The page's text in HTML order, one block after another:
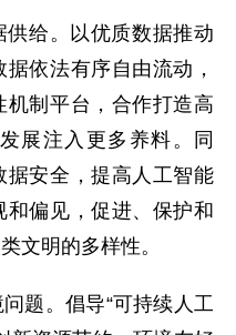
给。以优质数据推动
依法有序自由流动，
制平台，合作打造高
展注入更多养料。同
据安全，提高人工智能
偏见，促进、保护和
文明的多样性。
题。倡导“可持续人工